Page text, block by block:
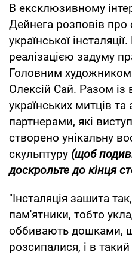
В ексклюзивному
Дейнега розповів
української
реалізацією задуму
Головним художником
Олексій Сай. Разом
українських митців
партнерами, які
створено унікальну
скульптуру (щоб
доскрольте до кінця
"Інсталяція зашита
пам'ятники, тобто
оббивають дошками,
розсипалися, і в